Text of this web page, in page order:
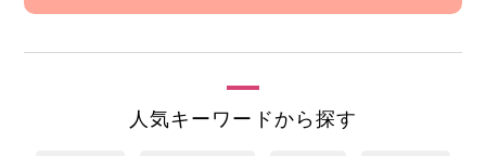
人気キーワードから探す